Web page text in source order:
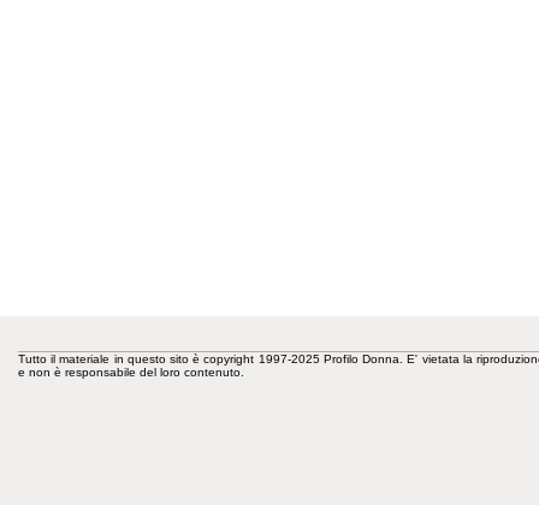
Tutto il materiale in questo sito è copyright 1997-2025 Profilo Donna. E' vietata la
e non è responsabile del loro contenuto.